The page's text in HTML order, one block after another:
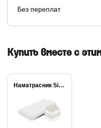
Без переплат
Купить вместе с
Наматрасник Simple Plus